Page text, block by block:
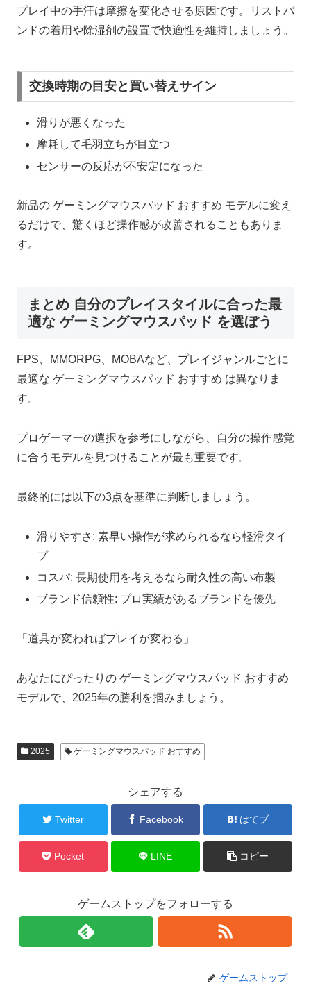
プレイ中の手汗は摩擦を変化させる原因です。リストバ
ンドの着用や除湿剤の設置で快適性を維持しましょう。
交換時期の目安と買い替えサイン
滑りが悪くなった
摩耗して毛羽立ちが目立つ
センサーの反応が不安定になった
新品の ゲーミングマウスパッド おすすめ モデルに変え
るだけで、驚くほど操作感が改善されることもありま
す。
まとめ 自分のプレイスタイルに合った最
適な ゲーミングマウスパッド を選ぼう
FPS、MMORPG、MOBAなど、プレイジャンルごとに
最適な ゲーミングマウスパッド おすすめ は異なりま
す。
プロゲーマーの選択を参考にしながら、自分の操作感覚
に合うモデルを見つけることが最も重要です。
最終的には以下の3点を基準に判断しましょう。
滑りやすさ: 素早い操作が求められるなら軽滑タイ
プ
コスパ: 長期使用を考えるなら耐久性の高い布製
ブランド信頼性: プロ実績があるブランドを優先
「道具が変わればプレイが変わる」
あなたにぴったりの ゲーミングマウスパッド おすすめ
モデルで、2025年の勝利を掴みましょう。
2025 ゲーミングマウスパッド おすすめ
シェアする
Twitter Facebook はてブ
Pocket LINE コピー
ゲームストップをフォローする
ゲームストップ